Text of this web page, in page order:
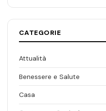
CATEGORIE
Attualità
Benessere e Salute
Casa